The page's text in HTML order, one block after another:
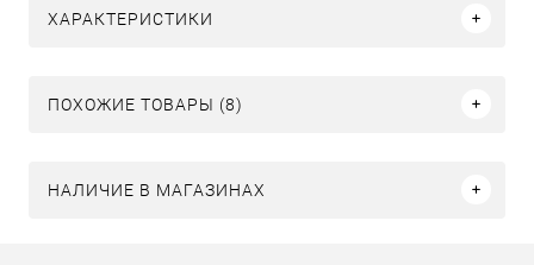
ХАРАКТЕРИСТИКИ
ПОХОЖИЕ ТОВАРЫ (8)
НАЛИЧИЕ В МАГАЗИНАХ